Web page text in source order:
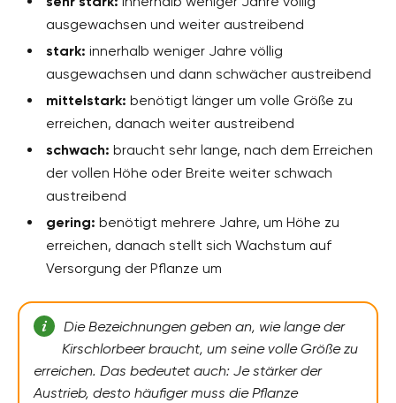
ausgewachsen und weiter austreibend
stark: innerhalb weniger Jahre völlig
ausgewachsen und dann schwächer austreibend
mittelstark: benötigt länger um volle Größe zu
erreichen, danach weiter austreibend
schwach: braucht sehr lange, nach dem Erreichen
der vollen Höhe oder Breite weiter schwach
austreibend
gering: benötigt mehrere Jahre, um Höhe zu
erreichen, danach stellt sich Wachstum auf
Versorgung der Pflanze um
Die Bezeichnungen geben an, wie lange der
Kirschlorbeer braucht, um seine volle Größe zu
erreichen. Das bedeutet auch: Je stärker der
Austrieb, desto häufiger muss die Pflanze